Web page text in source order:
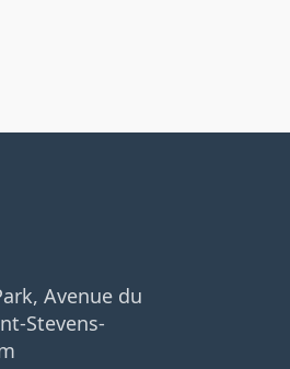
Avenue du
Stevens-